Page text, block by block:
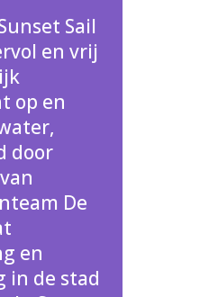
Sail
en vrij
op en
door
De
en
in de stad